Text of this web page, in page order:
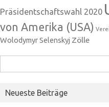
Präsidentschaftswahl 2020
von Amerika (USA)
Wolodymyr Selenskyj Zölle
nach:
Neueste Beiträge